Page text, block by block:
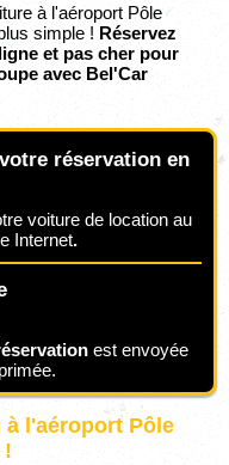
à l'aéroport Pôle
simple ! Réservez
et pas cher pour
avec Bel'Car
réservation en
voiture de location au
Internet.
est envoyée
l'aéroport Pôle
!